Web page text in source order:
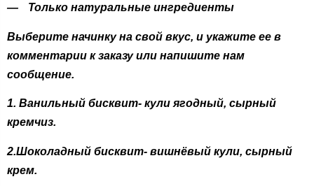
Только натуральные ингредиенты
Выберите начинку на свой вкус, и укажите ее в
комментарии к заказу или напишите нам
сообщение.
1. Ванильный бисквит- кули ягодный, сырный
кремчиз.
2.Шоколадный бисквит- вишнёвый кули, сырный
крем.